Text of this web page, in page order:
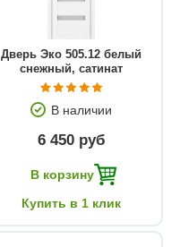
Дверь Эко 505.12 белый
снежный, сатинат
В наличии
6 450 руб
В корзину
Купить в 1 клик